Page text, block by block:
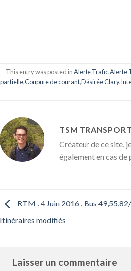
This entry was posted inAlerte Trafic,Alerte
partielle,Coupure de courant,Désirée Clary,
TSM
Créateur de ce site,
également en cas
RTM : 4 Juin 2016 : Bus
Itinéraires modifiés
Laisser un commentaire